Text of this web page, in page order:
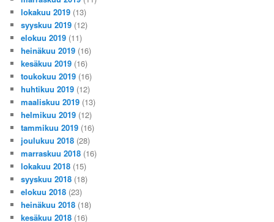
lokakuu 2019 (13)
syyskuu 2019 (12)
elokuu 2019 (11)
heinäkuu 2019 (16)
kesäkuu 2019 (16)
toukokuu 2019 (16)
huhtikuu 2019 (12)
maaliskuu 2019 (13)
helmikuu 2019 (12)
tammikuu 2019 (16)
joulukuu 2018 (28)
marraskuu 2018 (16)
lokakuu 2018 (15)
syyskuu 2018 (18)
elokuu 2018 (23)
heinäkuu 2018 (18)
kesäkuu 2018 (16)